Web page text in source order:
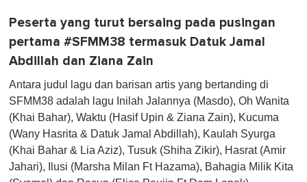
Peserta yang turut bersaing pada pusingan
pertama #SFMM38 termasuk Datuk Jamal
Abdillah dan Ziana Zain
Antara judul lagu dan barisan artis yang bertanding di
SFMM38 adalah lagu Inilah Jalannya (Masdo), Oh Wanita
(Khai Bahar), Waktu (Hasif Upin & Ziana Zain), Kucuma
(Wany Hasrita & Datuk Jamal Abdillah), Kaulah Syurga
(Khai Bahar & Lia Aziz), Tusuk (Shiha Zikir), Hasrat (Amir
Jahari), Ilusi (Marsha Milan Ft Hazama), Bahagia Milik Kita